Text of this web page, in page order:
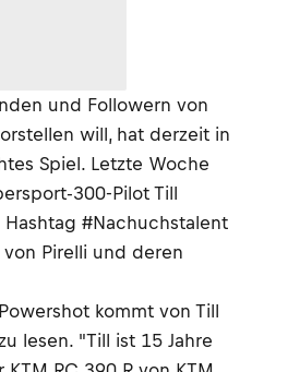
und Followern von
will, hat derzeit in
Spiel. Letzte Woche
300-Pilot Till
#Nachuchstalent
Pirelli und deren
kommt von Till
lesen. "Till ist 15 Jahre